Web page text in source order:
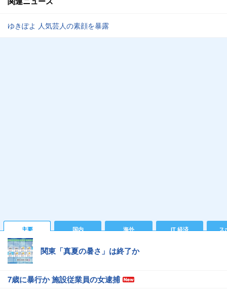
ゆきぽよ 人気芸人の素顔を暴露
主要 国内 海外 IT 経済 ス
関東「真夏の暑さ」は終了か
7歳に暴行か 施設従業員の女逮捕